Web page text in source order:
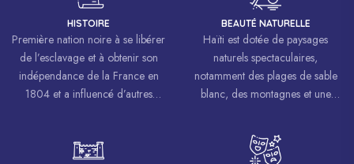
HISTOIRE
Première nation noire à se libérer
de l’esclavage et à obtenir son
indépendance de la France en
1804 et a influencé d’autres
luttes pour la liberté et l’égalité.
BEAUTÉ NATURELLE
Haïti est dotée de paysages
naturels spectaculaires,
notamment des plages de sable
blanc, des montagnes et une